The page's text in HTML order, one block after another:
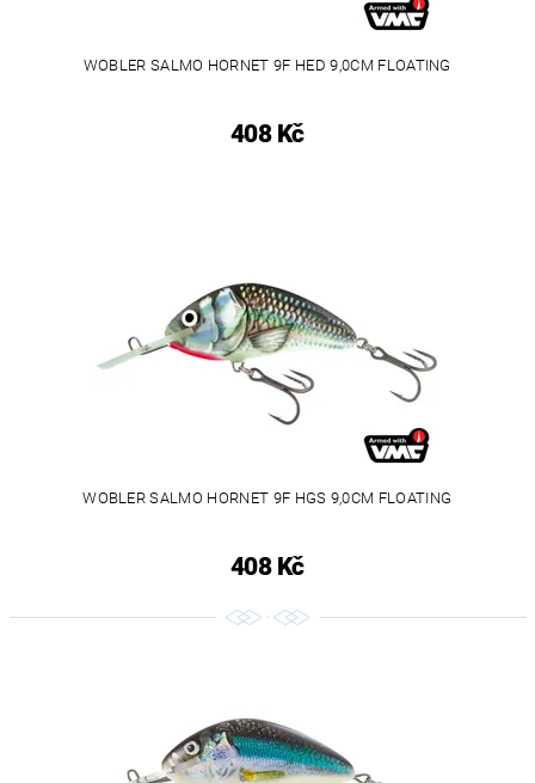
WOBLER SALMO HORNET 9F HED 9,0CM FLOATING
408 Kč
WOBLER SALMO HORNET 9F HGS 9,0CM FLOATING
408 Kč